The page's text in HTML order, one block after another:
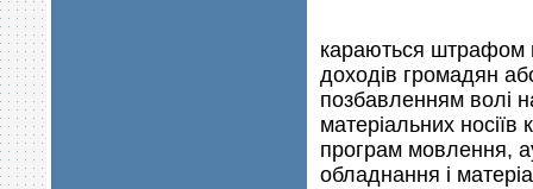
караються штрафом
доходів громадян
позбавленням волі
матеріальних
програм мовлення,
обладнання і